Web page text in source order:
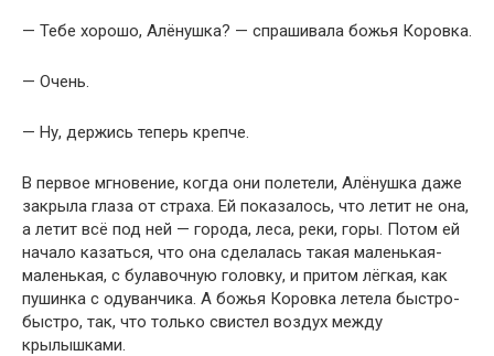
— Тебе хорошо, Алёнушка? — спрашивала божья Коровка.
— Очень.
— Ну, держись теперь крепче.
В первое мгновение, когда они полетели, Алёнушка даже
закрыла глаза от страха. Ей показалось, что летит не она,
а летит всё под ней — города, леса, реки, горы. Потом ей
начало казаться, что она сделалась такая маленькая-
маленькая, с булавочную головку, и притом лёгкая, как
пушинка с одуванчика. А божья Коровка летела быстро-
быстро, так, что только свистел воздух между
крылышками.